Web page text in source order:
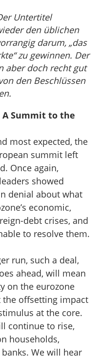
Untertitel
den üblichen
darum, „das
zu gewinnen. Der
aber doch recht gut
den Beschlüssen
A Summit to the
most expected, the
summit left
Once again,
showed
denial about what
economic,
debt crises, and
to resolve them.
run, such a deal,
ahead, will mean
on the eurozone
offsetting impact
at the core.
continue to rise,
households,
We will hear